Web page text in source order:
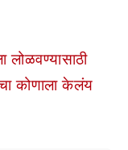
कोणाला केलंय